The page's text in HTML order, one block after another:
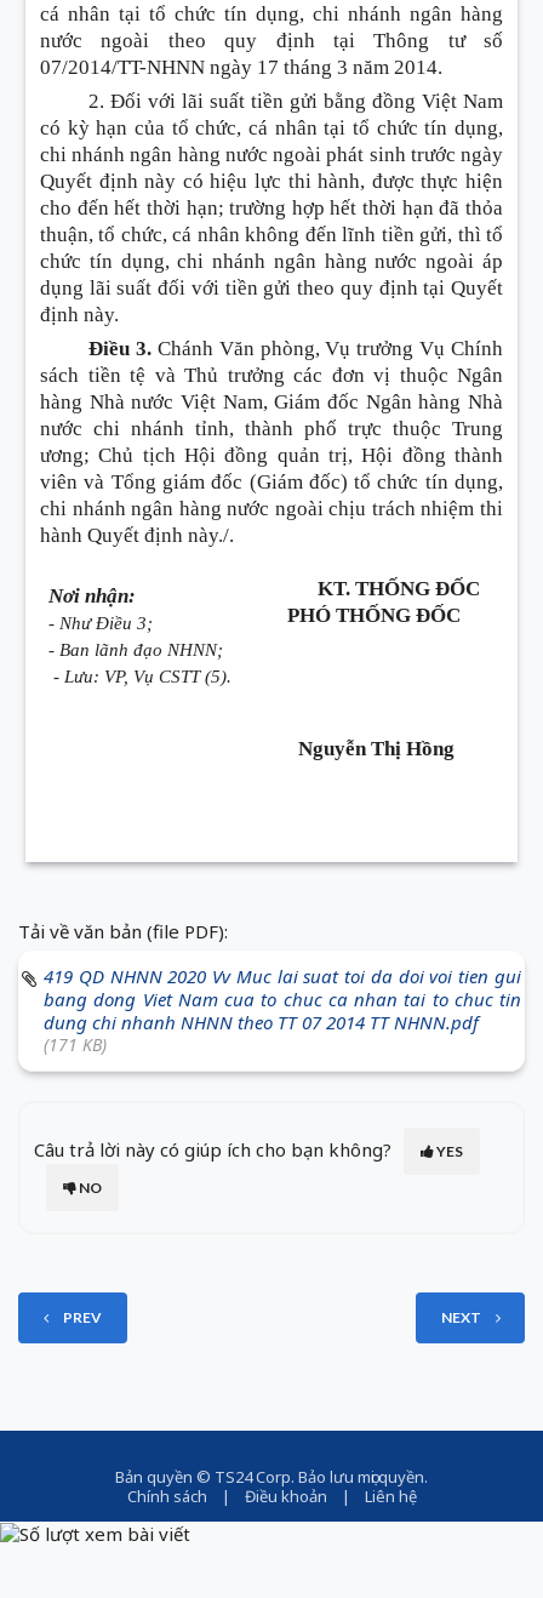
cá nhân tại tổ chức tín dụng, chi nhánh ngân hàng
nước ngoài theo quy định tại Thông tư số
07/2014/TT-NHNN ngày 17 tháng 3 năm 2014.
2. Đối với lãi suất tiền gửi bằng đồng Việt Nam
có kỳ hạn của tổ chức, cá nhân tại tổ chức tín dụng,
chi nhánh ngân hàng nước ngoài phát sinh trước ngày
Quyết định này có hiệu lực thi hành, được thực hiện
cho đến hết thời hạn; trường hợp hết thời hạn đã thỏa
thuận, tổ chức, cá nhân không đến lĩnh tiền gửi, thì tổ
chức tín dụng, chi nhánh ngân hàng nước ngoài áp
dụng lãi suất đối với tiền gửi theo quy định tại Quyết
định này.
Điều 3.Chánh Văn phòng, Vụ trưởng Vụ Chính
sách tiền tệ và Thủ trưởng các đơn vị thuộc Ngân
hàng Nhà nước Việt Nam, Giám đốc Ngân hàng Nhà
nước chi nhánh tỉnh, thành phố trực thuộc Trung
ương; Chủ tịch Hội đồng quản trị, Hội đồng thành
viên và Tổng giám đốc (Giám đốc) tổ chức tín dụng,
chi nhánh ngân hàng nước ngoài chịu trách nhiệm thi
hành Quyết định này./.
Nơi nhận:
- Như Điều 3;
- Ban lãnh đạo NHNN;
- Lưu: VP, Vụ CSTT (5).
KT. THỐNG ĐỐC
PHÓ THỐNG ĐỐC
Nguyễn Thị Hồng
Tải về văn bản (file PDF):
419 QD NHNN 2020 Vv Muc lai suat toi da doi voi tien gui
bang dong Viet Nam cua to chuc ca nhan tai to chuc tin
dung chi nhanh NHNN theo TT 07 2014 TT NHNN.pdf
(171 KB)
Câu trả lời này có giúp ích cho bạn không?
YES
NO
PREV NEXT
Bản quyền © TS24 Corp. Bảo lưu mọi quyền.
Chính sách | Điều khoản | Liên hệ